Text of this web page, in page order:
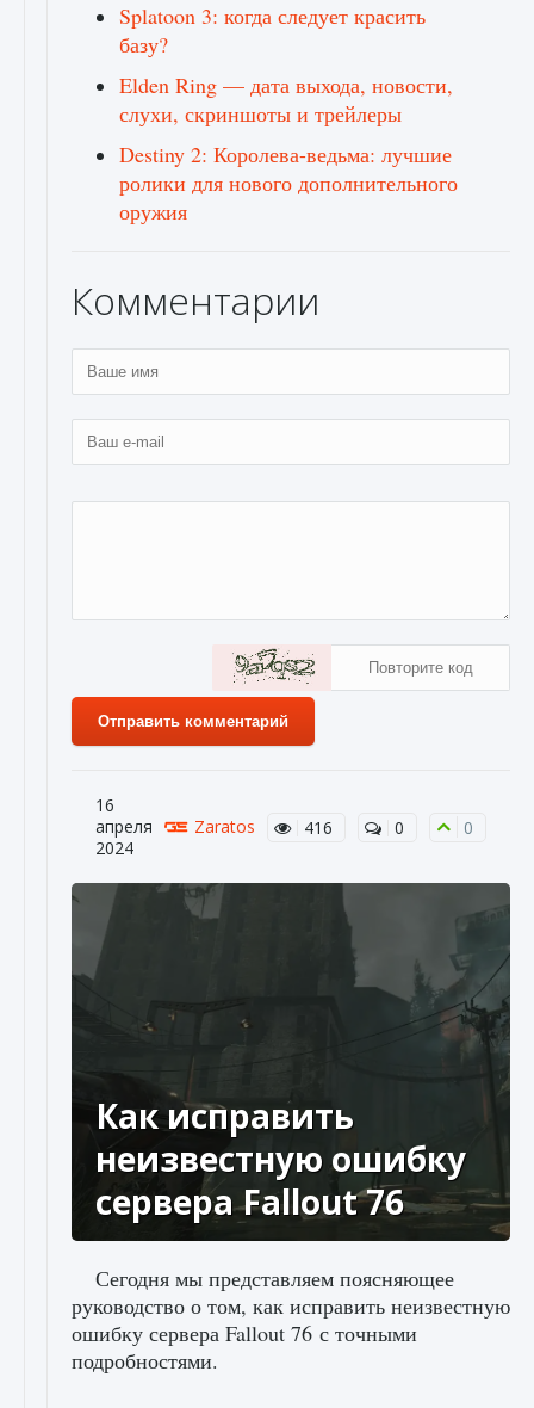
Splatoon 3: когда следует красить
базу?
Elden Ring — дата выхода, новости,
слухи, скриншоты и трейлеры
Destiny 2: Королева-ведьма: лучшие
ролики для нового дополнительного
оружия
Комментарии
Отправить комментарий
16
апреля
2024
Zaratos 416 0 0
Как исправить
неизвестную ошибку
сервера Fallout 76
Сегодня мы представляем поясняющее
руководство о том, как исправить неизвестную
ошибку сервера Fallout 76 с точными
подробностями.